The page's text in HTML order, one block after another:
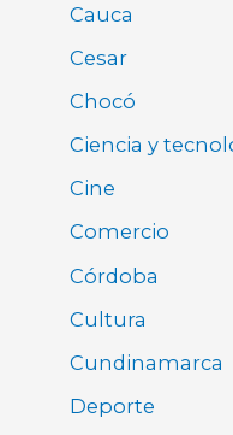
Cauca
Cesar
Chocó
Ciencia y
Cine
Comercio
Córdoba
Cultura
Cundinamarca
Deporte